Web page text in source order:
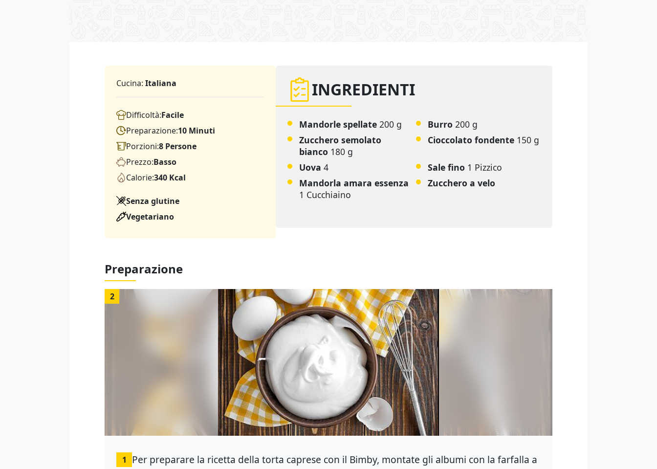
Cucina: Italiana
Difficoltà:Facile
Preparazione:10 Minuti
Porzioni:8 Persone
Prezzo:Basso
Calorie:340 Kcal
Senza glutine
Vegetariano
INGREDIENTI
Mandorle spellate 200 g Burro 200 g
Zucchero semolato
bianco 180 g
Cioccolato fondente 150 g
Uova 4 Sale fino 1 Pizzico
Mandorla amara essenza
1 Cucchiaino
Zucchero a velo
Preparazione
2
1
Per preparare la ricetta della torta caprese con il Bimby, montate gli albumi con la farfalla a